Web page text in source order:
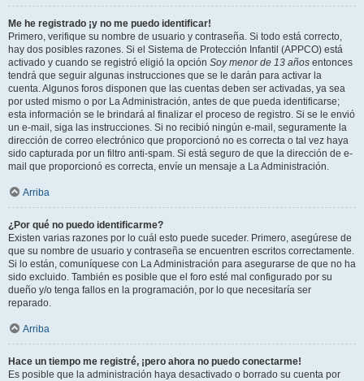
Me he registrado ¡y no me puedo identificar!
Primero, verifique su nombre de usuario y contraseña. Si todo está correcto,
hay dos posibles razones. Si el Sistema de Protección Infantil (APPCO) está
activado y cuando se registró eligió la opción Soy menor de 13 años entonces
tendrá que seguir algunas instrucciones que se le darán para activar la
cuenta. Algunos foros disponen que las cuentas deben ser activadas, ya sea
por usted mismo o por La Administración, antes de que pueda identificarse;
esta información se le brindará al finalizar el proceso de registro. Si se le envió
un e-mail, siga las instrucciones. Si no recibió ningún e-mail, seguramente la
dirección de correo electrónico que proporcionó no es correcta o tal vez haya
sido capturada por un filtro anti-spam. Si está seguro de que la dirección de e-
mail que proporcionó es correcta, envíe un mensaje a La Administración.
Arriba
¿Por qué no puedo identificarme?
Existen varias razones por lo cuál esto puede suceder. Primero, asegúrese de
que su nombre de usuario y contraseña se encuentren escritos correctamente.
Si lo están, comuníquese con La Administración para asegurarse de que no ha
sido excluido. También es posible que el foro esté mal configurado por su
dueño y/o tenga fallos en la programación, por lo que necesitaría ser
reparado.
Arriba
Hace un tiempo me registré, ¡pero ahora no puedo conectarme!
Es posible que la administración haya desactivado o borrado su cuenta por